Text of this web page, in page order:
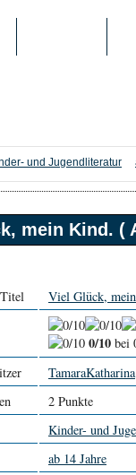
und Jugendliteratur
mein Kind. (
Viel Glück,
0/10 bei
TamaraKatharina
2 Punkte
Kinder- und
ab 14 Jahre